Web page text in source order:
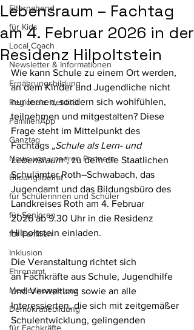
Elternabend
für Kids
Local Coach
Newsletter & Informationen
Ernährungsbildung
Regionale Identität
FamilienApp
Ganztag
News von unseren Partnern
Bildungsbeirat
für Schülerinnen und Schüler
für Senioren
für Familien
Inklusion
Ehrenamt
Medienkompetenz
Demokratiebildung
für Fachkräfte
Lebensraum – Fachtag
am 4. Februar 2026 in der
Residenz Hilpoltstein
Wie kann Schule zu einem Ort werden,
an dem Kinder und Jugendliche nicht
nur lernen, sondern sich wohlfühlen,
teilnehmen und mitgestalten? Diese
Frage steht im Mittelpunkt des
Fachtags „Schule als Lern- und
Lebensraum“, zu dem die Staatlichen
Schulämter Roth–Schwabach, das
Jugendamt und das Bildungsbüro des
Landkreises Roth am 4. Februar
2026 ab 9.30 Uhr in die Residenz
Hilpoltstein einladen.
Die Veranstaltung richtet sich
an Fachkräfte aus Schule, Jugendhilfe
und Verwaltung sowie an alle
Interessierten, die sich mit zeitgemäßer
Schulentwicklung, gelingenden